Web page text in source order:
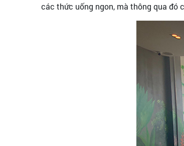
các thức uống ngon, mà thông qua đó